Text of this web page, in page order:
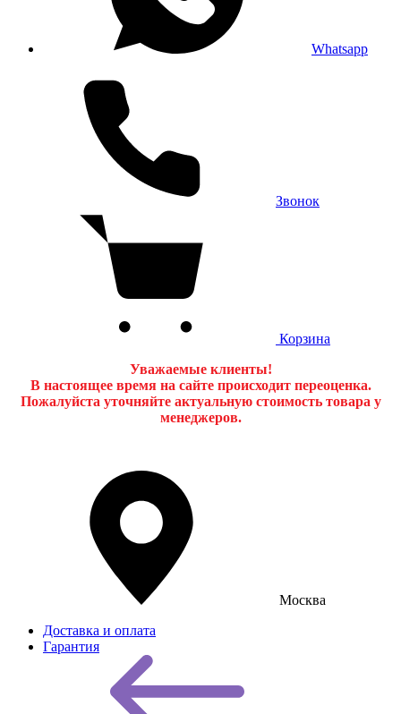
Whatsapp
Звонок
Корзина
Уважаемые клиенты!
В настоящее время на сайте происходит переоценка.
Пожалуйста уточняйте актуальную стоимость товара у
менеджеров.
Москва
Доставка и оплата
Гарантия